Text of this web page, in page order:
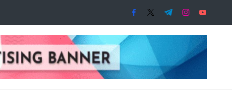
facebook.com
twitter.com
t.me